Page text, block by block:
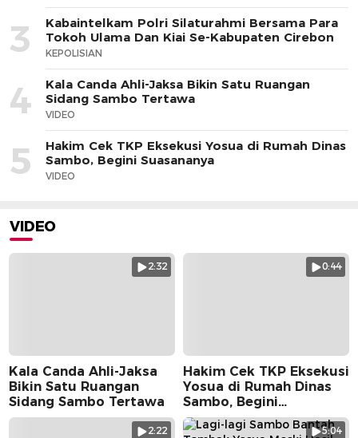
3
Kabaintelkam Polri Silaturahmi Bersama Para
Tokoh Ulama Dan Kiai Se-Kabupaten Cirebon
KEPOLISIAN
4
Kala Canda Ahli-Jaksa Bikin Satu Ruangan
Sidang Sambo Tertawa
VIDEO
5
Hakim Cek TKP Eksekusi Yosua di Rumah Dinas
Sambo, Begini Suasananya
VIDEO
VIDEO
2:32
Kala Canda Ahli-Jaksa
Bikin Satu Ruangan
Sidang Sambo Tertawa
0:44
Hakim Cek TKP Eksekusi
Yosua di Rumah Dinas
Sambo, Begini
Suasananya
2:22 5:04